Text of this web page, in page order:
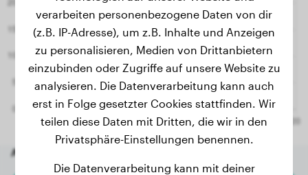
Andere zufällige Hunde
verarbeiten personenbezogene Daten von dir
(z.B. IP-Adresse), um z.B. Inhalte und Anzeigen
zu personalisieren, Medien von Drittanbietern
einzubinden oder Zugriffe auf unsere Website zu
analysieren. Die Datenverarbeitung kann auch
erst in Folge gesetzter Cookies stattfinden. Wir
teilen diese Daten mit Dritten, die wir in den
Privatsphäre-Einstellungen benennen.
Die Datenverarbeitung kann mit deiner